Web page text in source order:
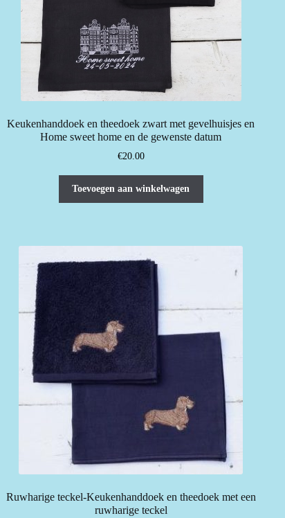
Keukenhanddoek en theedoek zwart met gevelhuisjes en
Home sweet home en de gewenste datum
€20.00
Toevoegen aan winkelwagen
Ruwharige teckel-Keukenhanddoek en theedoek met een
ruwharige teckel